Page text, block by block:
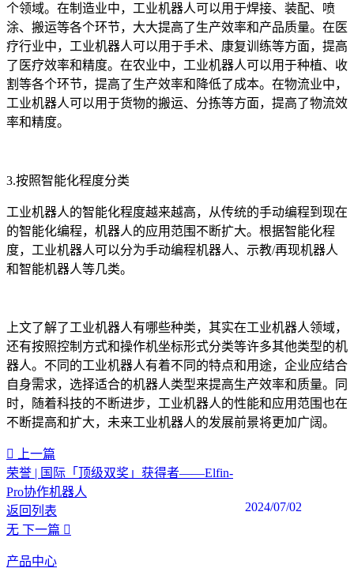
个领域。在制造业中，工业机器人可以用于焊接、装配、喷
涂、搬运等各个环节，大大提高了生产效率和产品质量。在医
疗行业中，工业机器人可以用于手术、康复训练等方面，提高
了医疗效率和精度。在农业中，工业机器人可以用于种植、收
割等各个环节，提高了生产效率和降低了成本。在物流业中，
工业机器人可以用于货物的搬运、分拣等方面，提高了物流效
率和精度。
3.按照智能化程度分类
工业机器人的智能化程度越来越高，从传统的手动编程到现在
的智能化编程，机器人的应用范围不断扩大。根据智能化程
度，工业机器人可以分为手动编程机器人、示教/再现机器人
和智能机器人等几类。
上文了解了工业机器人有哪些种类，其实在工业机器人领域，
还有按照控制方式和操作机坐标形式分类等许多其他类型的机
器人。不同的工业机器人有着不同的特点和用途，企业应结合
自身需求，选择适合的机器人类型来提高生产效率和质量。同
时，随着科技的不断进步，工业机器人的性能和应用范围也在
不断提高和扩大，未来工业机器人的发展前景将更加广阔。‍
上一篇
荣誉 | 国际「顶级双奖」获得者——Elfin-
Pro协作机器人
2024/07/02
返回列表
无 下一篇
产品中心